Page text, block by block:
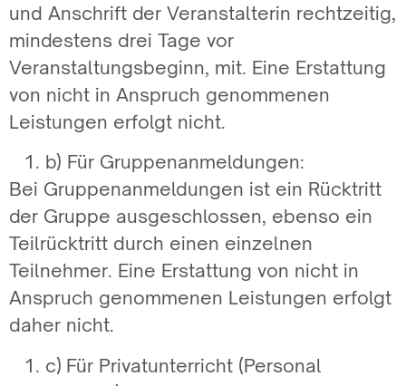
und Anschrift der Veranstalterin rechtzeitig,
mindestens drei Tage vor
Veranstaltungsbeginn, mit. Eine Erstattung
von nicht in Anspruch genommenen
Leistungen erfolgt nicht.
b) Für Gruppenanmeldungen:
Bei Gruppenanmeldungen ist ein Rücktritt
der Gruppe ausgeschlossen, ebenso ein
Teilrücktritt durch einen einzelnen
Teilnehmer. Eine Erstattung von nicht in
Anspruch genommenen Leistungen erfolgt
daher nicht.
c) Für Privatunterricht (Personal